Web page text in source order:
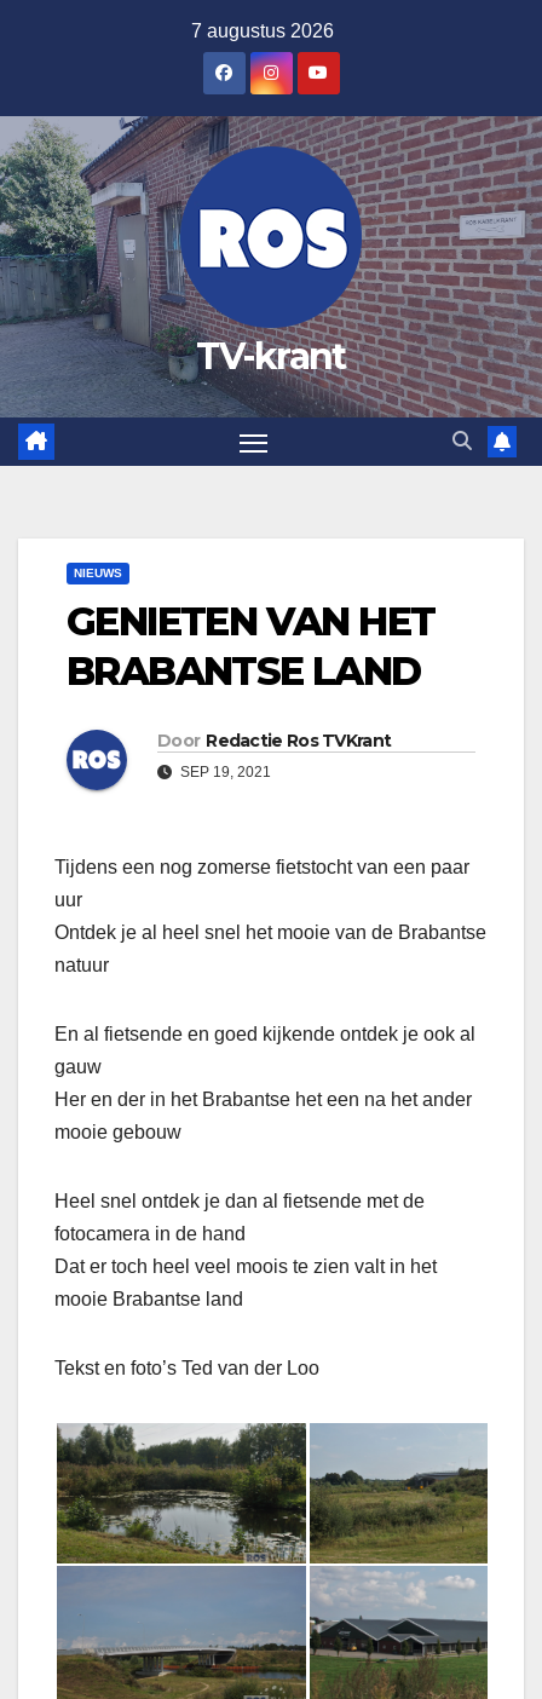
inhoud
7 augustus 2026
TV-krant
NIEUWS
GENIETEN VAN HET
BRABANTSE LAND
Door Redactie Ros TVKrant
SEP 19, 2021
Tijdens een nog zomerse fietstocht van een paar
uur
Ontdek je al heel snel het mooie van de Brabantse
natuur
En al fietsende en goed kijkende ontdek je ook al
gauw
Her en der in het Brabantse het een na het ander
mooie gebouw
Heel snel ontdek je dan al fietsende met de
fotocamera in de hand
Dat er toch heel veel moois te zien valt in het
mooie Brabantse land
Tekst en foto’s Ted van der Loo